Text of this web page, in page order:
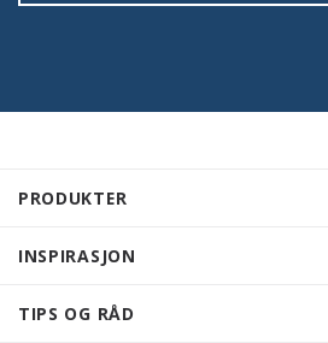
PRODUKTER
INSPIRASJON
TIPS OG RÅD